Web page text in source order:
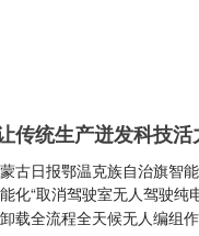
传统生产迸发科技活
古日报鄂温克族自治旗智
化“取消驾驶室无人驾驶
载全流程全天候无人编组